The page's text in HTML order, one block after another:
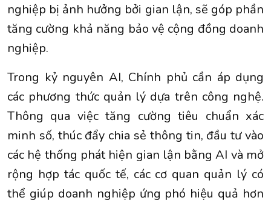
nghiệp bị ảnh hưởng bởi gian lận, sẽ góp phần
tăng cường khả năng bảo vệ cộng đồng doanh
nghiệp.
Trong kỷ nguyên AI, Chính phủ cần áp dụng
các phương thức quản lý dựa trên công nghệ.
Thông qua việc tăng cường tiêu chuẩn xác
minh số, thúc đẩy chia sẻ thông tin, đầu tư vào
các hệ thống phát hiện gian lận bằng AI và mở
rộng hợp tác quốc tế, các cơ quan quản lý có
thể giúp doanh nghiệp ứng phó hiệu quả hơn